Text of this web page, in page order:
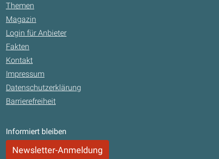
Themen
Magazin
Login für Anbieter
Fakten
Kontakt
Impressum
Datenschutzerklärung
Barrierefreiheit
Informiert bleiben
Newsletter-Anmeldung